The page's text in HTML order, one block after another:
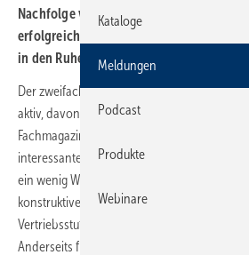
Nachfolge von Dirk Schlattmann an, der
erfolgreichen Jahren an der Spitze der
in den Ruhestand verabschiedet.
Der zweifache Handwerksmeister war 45
aktiv, davon hat er das Geschehen 25 Jahre
Fachmagazins SBZ aktiv begleitet. „Nach
interessanten, ereignisreichen und erfüllten
ein wenig Wehmut, denn die Zeit war von
konstruktiven und oft freundschaftlichen
Vertriebsstufen hinweg geprägt und hat mir
Anderseits freue ich mich auf die neuen
Kataloge
Meldungen
Podcast
Produkte
Webinare